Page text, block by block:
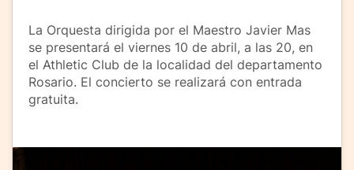
La Orquesta dirigida por el Maestro Javier Mas
se presentará el viernes 10 de abril, a las 20, en
el Athletic Club de la localidad del departamento
Rosario. El concierto se realizará con entrada
gratuita.